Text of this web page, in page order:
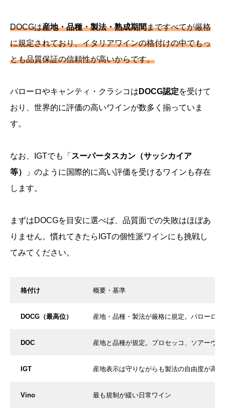
DOCGは産地・品種・製法・熟成期間まですべてが厳格
に規定されており、イタリアワインの格付けの中でもっ
とも品質保証の信頼性が高いからです。
バローロやキャンティ・クラシコは DOCG認定を受けて
おり、世界的に評価の高いワインが数多く揃っていま
す。
なお、IGTでも「 スーパータスカン（サッシカイア
等）
」のように国際的に高い評価を受けるワインも存在
します。
まずはDOCGを目安に選べば、品質面での失敗はほぼあ
りません。慣れてきたらIGTの個性派ワインにも挑戦し
てみてください。
格付け 概要・基準
DOCG（最高位） 産地・品種・製法が厳格に規定。バローロ
DOC 産地と品種が規定。プロセッコ、ソアーヴェ
IGT 産地表示は守りながらも製法の自由度が高
Vino 最も規制が緩い日常ワイン